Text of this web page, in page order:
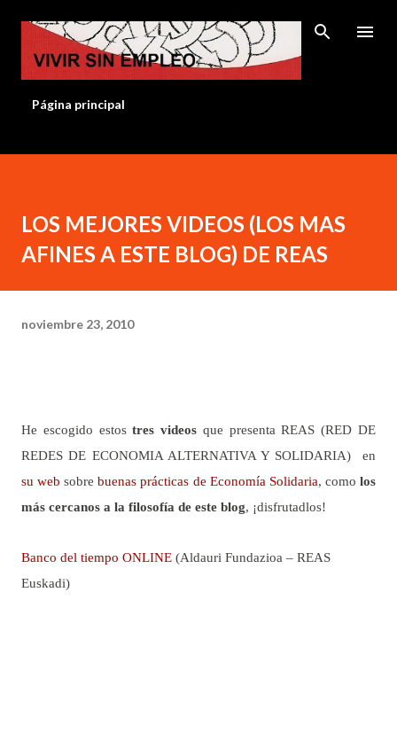
Ir al contenido principal
Página principal
LOS MEJORES VIDEOS (LOS MAS
AFINES A ESTE BLOG) DE REAS
noviembre 23, 2010
He escogido estostres videos que presenta REAS (RED DE
REDES DE ECONOMIA ALTERNATIVA Y SOLIDARIA) en
su web sobrebuenas prácticas de Economía Solidaria, comolos
más cercanos a la filosofía de este blog, ¡disfrutadlos!
Banco del tiempo ONLINE (Aldauri Fundazioa – REAS
Euskadi)